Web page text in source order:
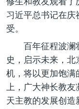
习近平总书记在
受。
百年征程波澜
史，启示未来，
机，将以更加饱
上，广大神长教
天主教的发展创造